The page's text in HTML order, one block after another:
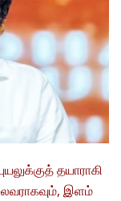
தயாராகி
இளம்